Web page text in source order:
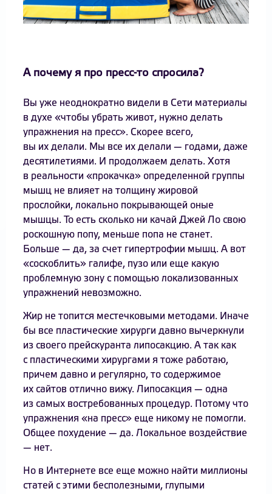
А почему я про пресс-то спросила?
Вы уже неоднократно видели в Сети материалы
в духе «чтобы убрать живот, нужно делать
упражнения на пресс». Скорее всего,
вы их делали. Мы все их делали — годами, даже
десятилетиями. И продолжаем делать. Хотя
в реальности «прокачка» определенной группы
мышц не влияет на толщину жировой
прослойки, локально покрывающей оные
мышцы. То есть сколько ни качай Джей Ло свою
роскошную попу, меньше попа не станет.
Больше — да, за счет гипертрофии мышц. А вот
«соскоблить» галифе, пузо или еще какую
проблемную зону с помощью локализованных
упражнений невозможно.
Жир не топится местечковыми методами. Иначе
бы все пластические хирурги давно вычеркнули
из своего прейскуранта липосакцию. А так как
с пластическими хирургами я тоже работаю,
причем давно и регулярно, то содержимое
их сайтов отлично вижу. Липосакция — одна
из самых востребованных процедур. Потому что
упражнения «на пресс» еще никому не помогли.
Общее похудение — да. Локальное воздействие
— нет.
Но в Интернете все еще можно найти миллионы
статей с этими бесполезными, глупыми